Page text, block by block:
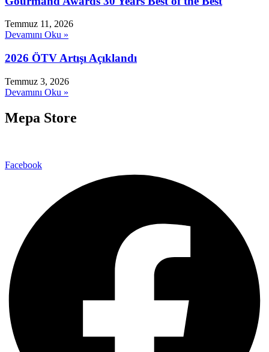
Temmuz 11, 2026
Devamını Oku »
2026 ÖTV Artışı Açıklandı
Temmuz 3, 2026
Devamını Oku »
Mepa Store
Facebook